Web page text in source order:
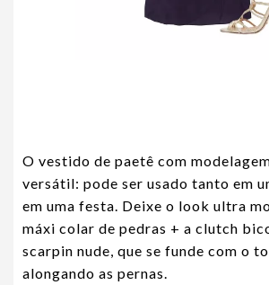
O vestido de paetê com
versátil: pode ser usado tanto em
em uma festa. Deixe o look ultra
máxi colar de pedras + a clutch
scarpin nude, que se funde com o
alongando as pernas.